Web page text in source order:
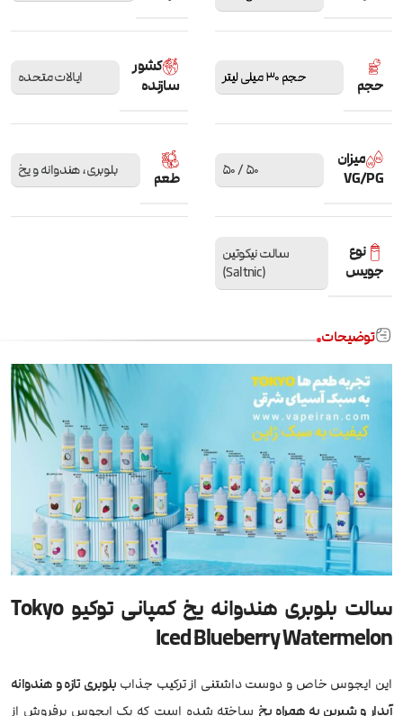
حجم حجم 30 میلی لیتر
کشور
سازنده
ایالات متحده
میزان
VG/PG
50 / 50 طعم بلوبری، هندوانه و یخ
نوع
جویس
سالت نیکوتین
(Saltnic)
توضیحات
سالت بلوبری هندوانه یخ کمپانی توکیو Tokyo
Iced Blueberry Watermelon
این ایجوس خاص و دوست داشتنی از ترکیب جذاب بلوبری تازه و هندوانه
آبدار و شیرین به همراه یخ ساخته شده است که یک ایجوس پرفروش از